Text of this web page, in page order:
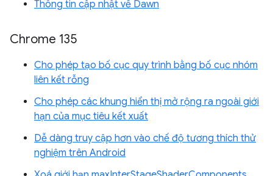
Thông tin cập nhật về Dawn
Chrome 135
Cho phép tạo bố cục quy trình bằng bố cục nhóm
liên kết rỗng
Cho phép các khung hiển thị mở rộng ra ngoài giới
hạn của mục tiêu kết xuất
Dễ dàng truy cập hơn vào chế độ tương thích thử
nghiệm trên Android